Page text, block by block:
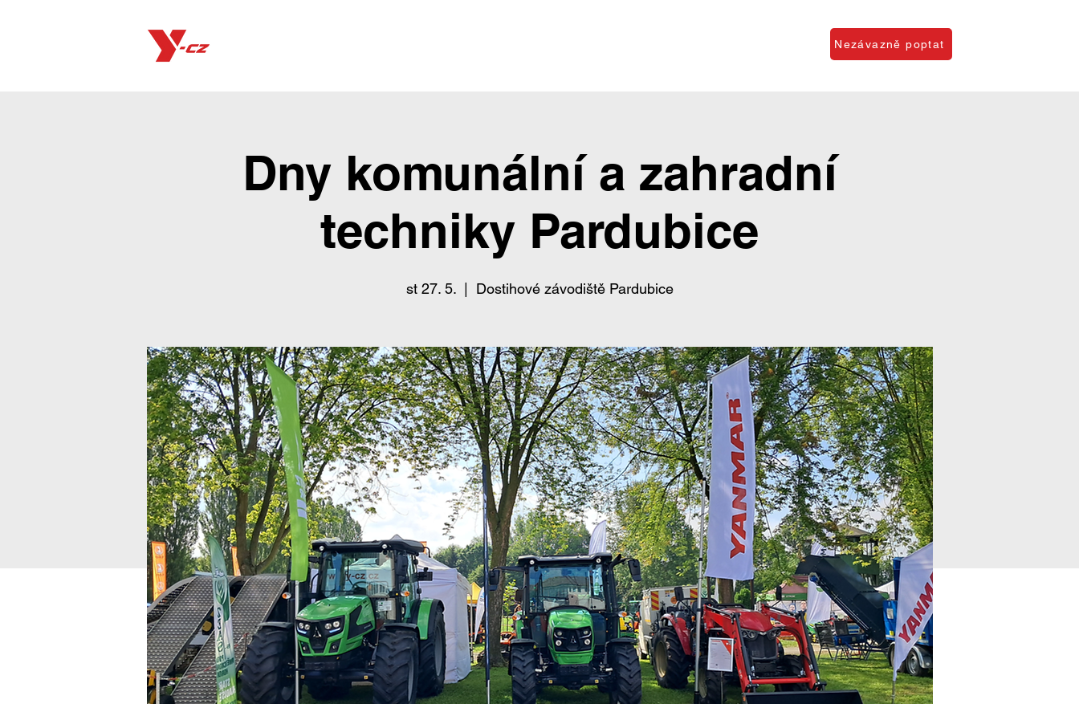
Nezávazně poptat
Dny komunální a zahradní
techniky Pardubice
st 27. 5.
  |
Dostihové závodiště Pardubice